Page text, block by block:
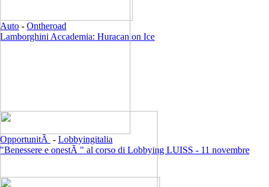
Auto - Ontheroad
Lamborghini Accademia: Huracan on Ice
OpportunitÃ - Lobbyingitalia
"Benessere e onestÃ " al corso di Lobbying LUISS - 11 novembre